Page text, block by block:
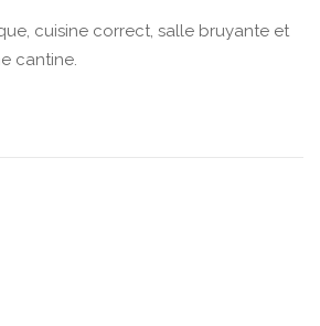
cuisine correct, salle bruyante et
cantine.